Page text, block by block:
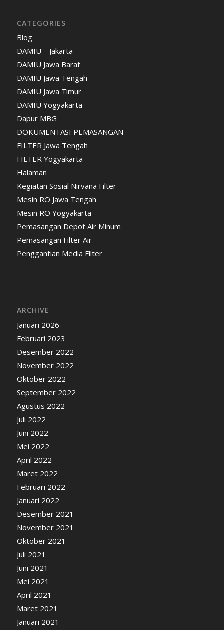
CATEGORIES
Blog
DAMIU – Jakarta
DAMIU Jawa Barat
DAMIU Jawa Tengah
DAMIU Jawa Timur
DAMIU Yogyakarta
Dapur MBG
DOKUMENTASI PEMASANGAN
FILTER Jawa Tengah
FILTER Yogyakarta
Halaman
Kegiatan Sosial Nirvana Filter
Mesin RO Jawa Tengah
Mesin RO Yogyakarta
Pemasangan Depot Air Minum
Pemasangan Filter Air
Penggantian Media Filter
ARCHIVE
Januari 2026
Februari 2023
Desember 2022
November 2022
Oktober 2022
September 2022
Agustus 2022
Juli 2022
Juni 2022
Mei 2022
April 2022
Maret 2022
Februari 2022
Januari 2022
Desember 2021
November 2021
Oktober 2021
Juli 2021
Juni 2021
Mei 2021
April 2021
Maret 2021
Januari 2021